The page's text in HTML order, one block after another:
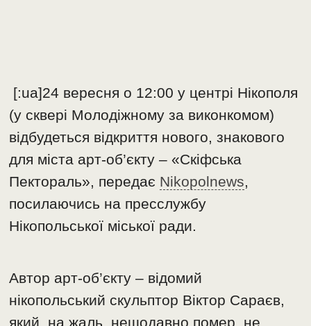
[:ua]24 вересня о 12:00 у центрі Нікополя
(у сквері Молодіжному за виконкомом)
відбудеться відкриття нового, знакового
для міста арт-об’єкту – «Скіфська
Пектораль», передає Nikopolnews,
посилаючись на пресслужбу
Нікопольської міської ради.
Автор арт-об’єкту – відомий
нікопольський скульптор Віктор Сараєв,
який, на жаль, нещодавно помер, не